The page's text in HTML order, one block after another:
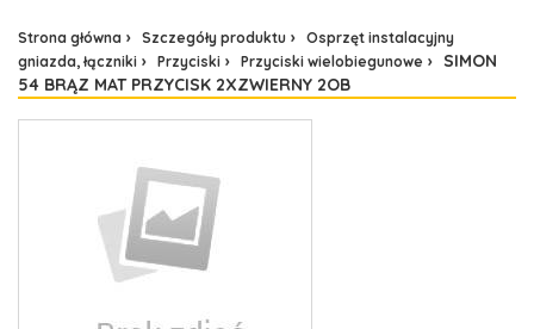
Strona główna Szczegóły produktu
Osprzęt instalacyjny
gniazda, łączniki
Przyciski Przyciski wielobiegunowe
SIMON
54 BRĄZ MAT PRZYCISK 2XZWIERNY 2OB